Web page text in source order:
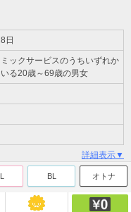
日
ックサービスのうちいずれか
る20歳～69歳の男女
詳細表示▼
BL オトナ